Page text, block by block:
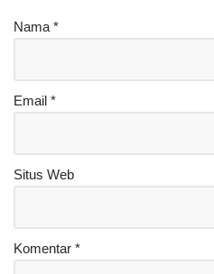
Nama *
Email *
Situs Web
Komentar *